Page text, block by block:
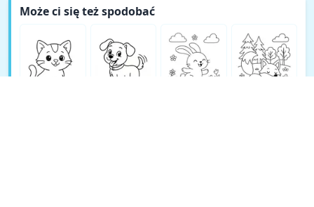
Może ci się też spodobać